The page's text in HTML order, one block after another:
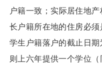
户籍一致；实际居住地
长户籍所在地的住房必
学生户籍落户的截止日
则上六年提供一个学位